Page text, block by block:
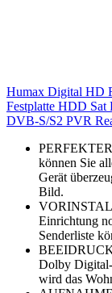
Humax Digital HD
Festplatte HDD
DVB-S/S2 PVR
können Sie
Gerät
Bild.
Einrichtung
Senderliste
Dolby Digital-
wird das